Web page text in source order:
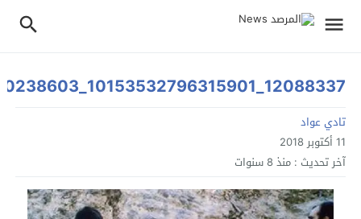
12088337_10153532796315901_7580014213070238603_n
تادي عواد
11 أكتوبر 2018
آخر تحديث : منذ 8 سنوات